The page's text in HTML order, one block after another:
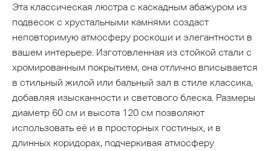
Эта классическая люстра с каскадным абажуром из
подвесок с хрустальными камнями создаст
неповторимую атмосферу роскоши и элегантности в
вашем интерьере. Изготовленная из стойкой стали с
хромированным покрытием, она отлично вписывается
в стильный жилой или бальный зал в стиле классика,
добавляя изысканности и светового блеска. Размеры
диаметр 60 см и высота 120 см позволяют
использовать её и в просторных гостиных, и в
длинных коридорах, подчеркивая атмосферу